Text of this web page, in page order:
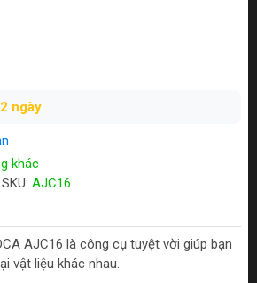
ngày
khác
SKU: AJC16
AJC16 là công cụ tuyệt vời giúp bạn
vật liệu khác nhau.